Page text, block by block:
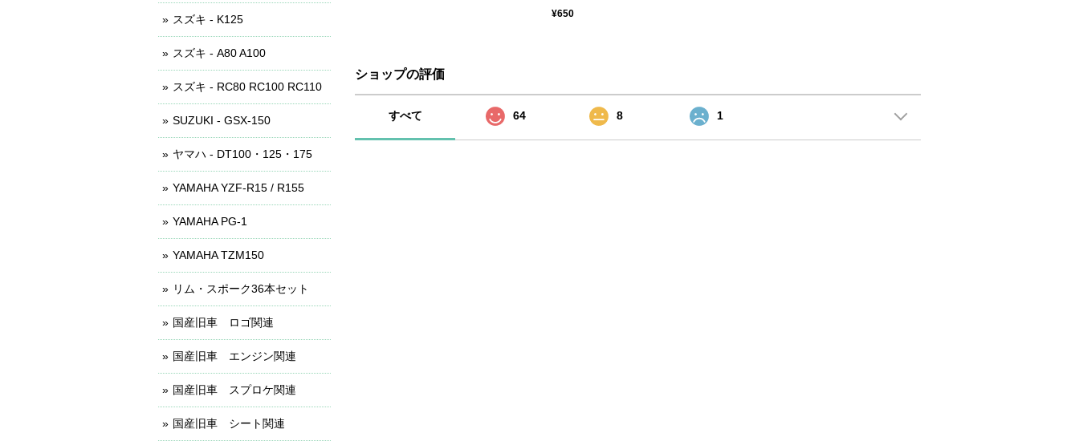
¥650
ショップの評価
すべて 64 8 1
スズキ - K125
スズキ - A80 A100
スズキ - RC80 RC100 RC110
SUZUKI - GSX-150
ヤマハ - DT100・125・175
YAMAHA YZF-R15 / R155
YAMAHA PG-1
YAMAHA TZM150
リム・スポーク36本セット
国産旧車 ロゴ関連
国産旧車 エンジン関連
国産旧車 スプロケ関連
国産旧車 シート関連